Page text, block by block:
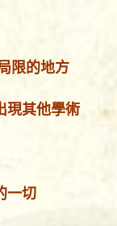
限的地方
現其他學術
一切